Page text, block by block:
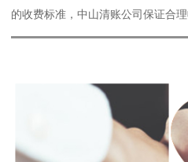
的收费标准，中山清账公司保证合理